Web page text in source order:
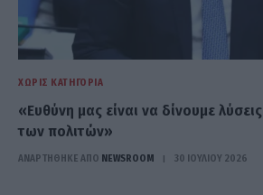
ΧΩΡΊΣ ΚΑΤΗΓΟΡΊΑ
«Ευθύνη μας είναι να δίνουμε
των πολιτών»
ΑΝΑΡΤΗΘΗΚΕ ΑΠΟ NEWSROOM 30 ΙΟΥΛΊΟΥ 2026